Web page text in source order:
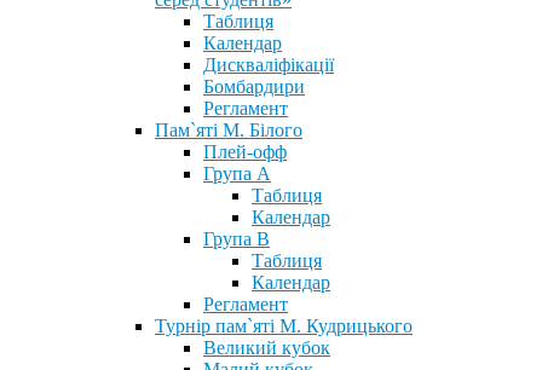
Таблиця
Календар
Дискваліфікації
Бомбардири
Регламент
Пам`яті М. Білого
Плей-офф
Група А
Таблиця
Календар
Група В
Таблиця
Календар
Регламент
Турнір пам`яті М. Кудрицького
Великий кубок